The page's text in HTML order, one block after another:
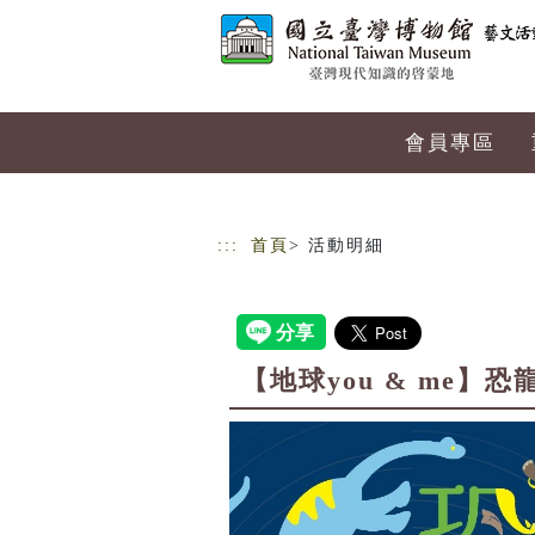
會員專區
::: 首頁 > 活動明細
【地球you & me】恐